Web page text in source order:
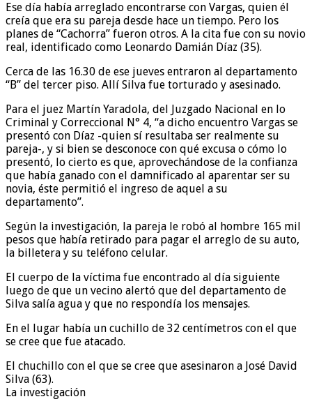
Ese día había arreglado encontrarse con Vargas, quien él
creía que era su pareja desde hace un tiempo. Pero los
planes de “Cachorra” fueron otros. A la cita fue con su novio
real, identificado como Leonardo Damián Díaz (35).
Cerca de las 16.30 de ese jueves entraron al departamento
“B” del tercer piso. Allí Silva fue torturado y asesinado.
Para el juez Martín Yaradola, del Juzgado Nacional en lo
Criminal y Correccional N° 4, “a dicho encuentro Vargas se
presentó con Díaz -quien sí resultaba ser realmente su
pareja-, y si bien se desconoce con qué excusa o cómo lo
presentó, lo cierto es que, aprovechándose de la confianza
que había ganado con el damnificado al aparentar ser su
novia, éste permitió el ingreso de aquel a su
departamento”.
Según la investigación, la pareja le robó al hombre 165 mil
pesos que había retirado para pagar el arreglo de su auto,
la billetera y su teléfono celular.
El cuerpo de la víctima fue encontrado al día siguiente
luego de que un vecino alertó que del departamento de
Silva salía agua y que no respondía los mensajes.
En el lugar había un cuchillo de 32 centímetros con el que
se cree que fue atacado.
El chuchillo con el que se cree que asesinaron a José David
Silva (63).
La investigación